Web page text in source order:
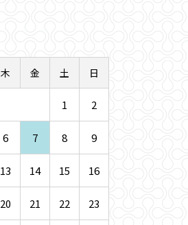
木 金 土 日
1 2
6 7 8 9
13 14 15 16
20 21 22 23